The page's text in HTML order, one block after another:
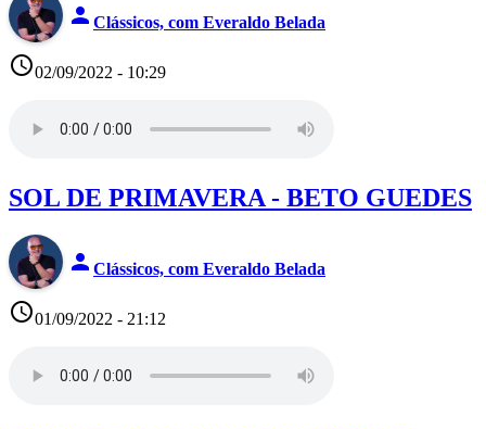
person Clássicos, com Everaldo Belada
access_time02/09/2022 - 10:29
SOL DE PRIMAVERA - BETO GUEDES
person Clássicos, com Everaldo Belada
access_time01/09/2022 - 21:12